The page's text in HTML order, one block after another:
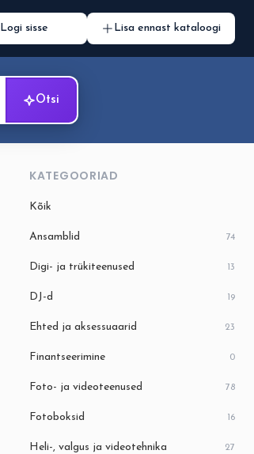
Logi sisse Lisa ennast kataloogi
Otsi
KATEGOORIAD
Kõik
Ansamblid 74
Digi- ja trükiteenused 13
DJ-d 19
Ehted ja aksessuaarid 23
Finantseerimine 0
Foto- ja videoteenused 78
Fotoboksid 16
Heli-, valgus ja videotehnika 27